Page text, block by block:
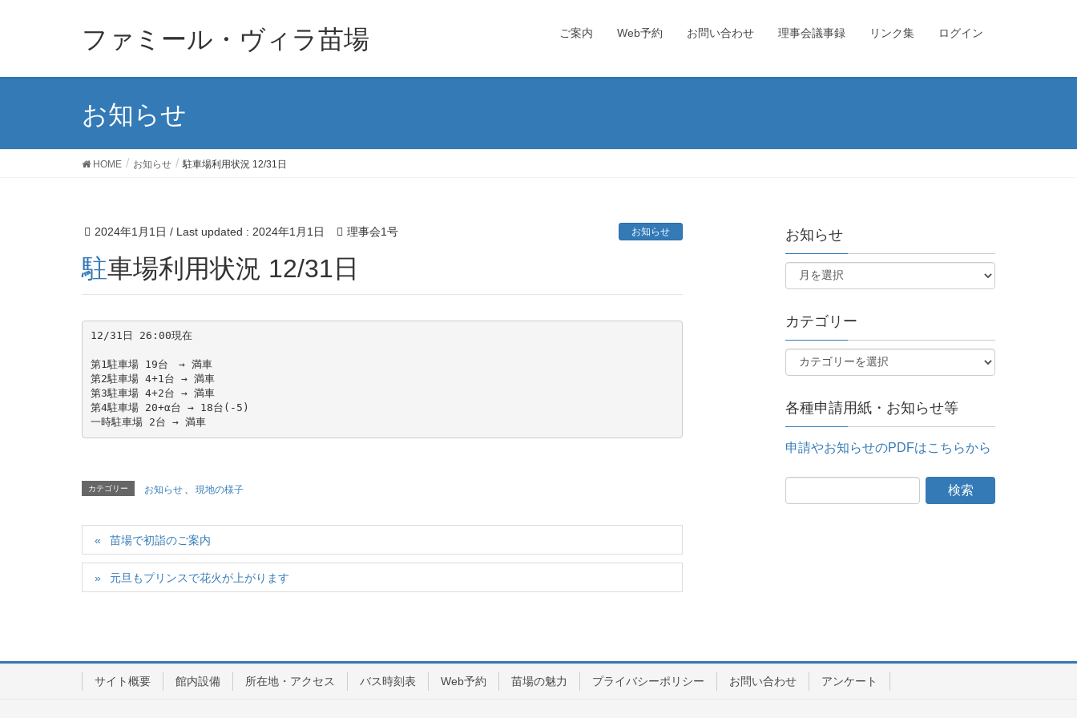
ファミール・ヴィラ苗場 ご案内 Web予約 お問い合わせ 理事会議事録 リンク集 ログイン
お知らせ
HOME お知らせ 駐車場利用状況 12/31日
2024年1月1日 / Last updated : 2024年1月1日 理事会1号 お知らせ
駐車場利用状況 12/31日
12/31日 26:00現在
第1駐車場 19台　→ 満車
第2駐車場 4+1台 → 満車
第3駐車場 4+2台 → 満車
第4駐車場 20+α台 → 18台(-5)
一時駐車場 2台 → 満車
カテゴリー お知らせ 現地の様子
苗場で初詣のご案内
元旦もプリンスで花火が上がります
お知らせ
カテゴリー
各種申請用紙・お知らせ等
申請やお知らせのPDFはこちらから
サイト概要 館内設備 所在地・アクセス バス時刻表 Web予約 苗場の魅力 プライバシーポリシー お問い合わせ アンケート